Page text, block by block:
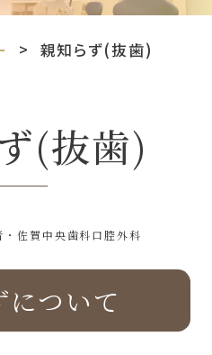
親知らず(抜歯)
(抜歯)
佐賀中央歯科口腔外科
ついて